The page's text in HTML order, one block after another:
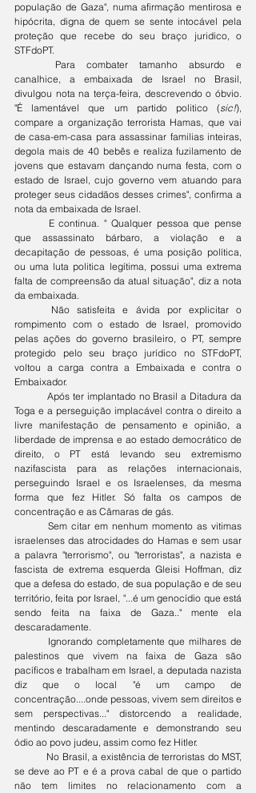
população de Gaza", numa afirmação mentirosa e
hipócrita, digna de quem se sente intocável pela
proteção que recebe do seu braço juridico, o
STFdoPT.
canalhice, a embaixada de Israel no Brasil,
divulgou nota na terça-feira, descrevendo o óbvio.
"É lamentável que um partido politico (sic!),
compare a organização terrorista Hamas, que vai
de casa-em-casa para assassinar familias inteiras,
degola mais de 40 bebês e realiza fuzilamento de
jovens que estavam dançando numa festa, com o
estado de Israel, cujo governo vem atuando para
proteger seus cidadãos desses crimes", confirma a
nota da embaixada de Israel.
que assassinato bárbaro, a violação e a
decapitação de pessoas, é uma posição política,
ou uma luta politica legítima, possui uma extrema
falta de compreensão da atual situação", diz a nota
da embaixada.
rompimento com o estado de Israel, promovido
pelas ações do governo brasileiro, o PT, sempre
protegido pelo seu braço jurídico no STFdoPT,
voltou a carga contra a Embaixada e contra o
Embaixador.
Toga e a perseguição implacável contra o direito a
livre manifestação de pensamento e opinião, a
liberdade de imprensa e ao estado democrático de
direito, o PT está levando seu extremismo
nazifascista para as relações internacionais,
perseguindo Israel e os Israelenses, da mesma
forma que fez Hitler. Só falta os campos de
concentração e as Câmaras de gás.
israelenses das atrocidades do Hamas e sem usar
a palavra "terrorismo", ou "terroristas", a nazista e
fascista de extrema esquerda Gleisi Hoffman, diz
que a defesa do estado, de sua população e de seu
território, feita por Israel, "...é um genocídio que está
sendo feita na faixa de Gaza.." mente ela
descaradamente.
palestinos que vivem na faixa de Gaza são
pacíficos e trabalham em Israel, a deputada nazista
diz que o local "é um campo de
concentração....onde pessoas, vivem sem direitos e
sem perspectivas..." distorcendo a realidade,
mentindo descaradamente e demonstrando seu
ódio ao povo judeu, assim como fez Hitler.
se deve ao PT e é a prova cabal de que o partido
não tem limites no relacionamento com a